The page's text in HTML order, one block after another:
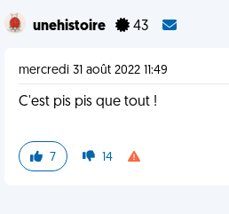
unehistoire 43
mercredi 31 août 2022 11:49
C'est pis pis que tout !
7 14